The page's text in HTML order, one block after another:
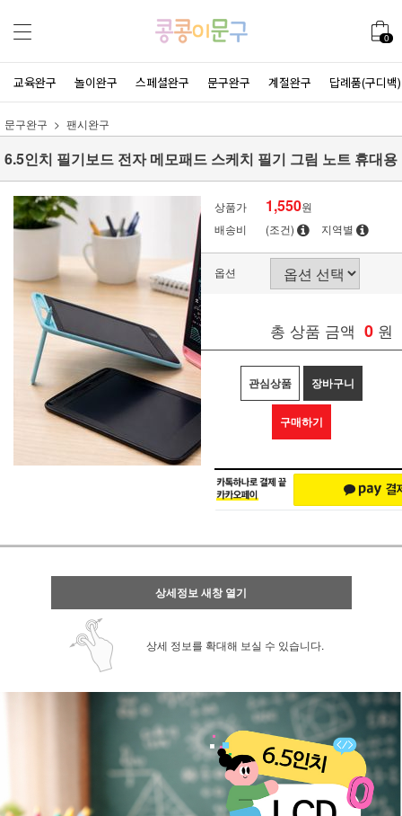
0
교육완구 놀이완구 스페셜완구 문구완구 계절완구 답례품(구디백)
문구완구 팬시완구
6.5인치 필기보드 전자 메모패드 스케치 필기 그림 노트 휴대용
상품가 1,550원
배송비
(조건) 지역별
옵션
총 상품 금액 0 원
관심상품 장바구니
구매하기
상세정보 새창 열기
상세 정보를 확대해 보실 수 있습니다.